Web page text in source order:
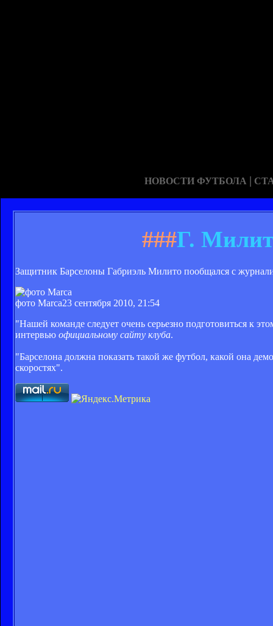
НОВОСТИ ФУТБОЛА |
###Г.
Защитник Барселоны Габриэль Милито пообщался с
фото Marca23 сентября 2010, 21:54
"Нашей команде следует очень серьезно подготовиться к
интервью официальному сайту клуба.
"Барселона должна показать такой же футбол, какой она
скоростях".